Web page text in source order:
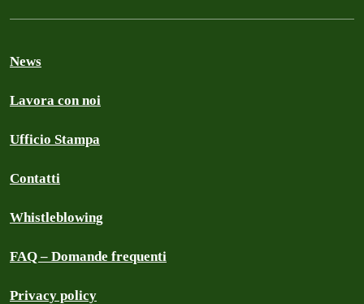
News
Lavora con noi
Ufficio Stampa
Contatti
Whistleblowing
FAQ – Domande frequenti
Privacy policy